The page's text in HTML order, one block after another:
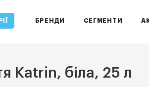
БРЕНДИ СЕГМЕНТИ
Katrin, біла, 25 л